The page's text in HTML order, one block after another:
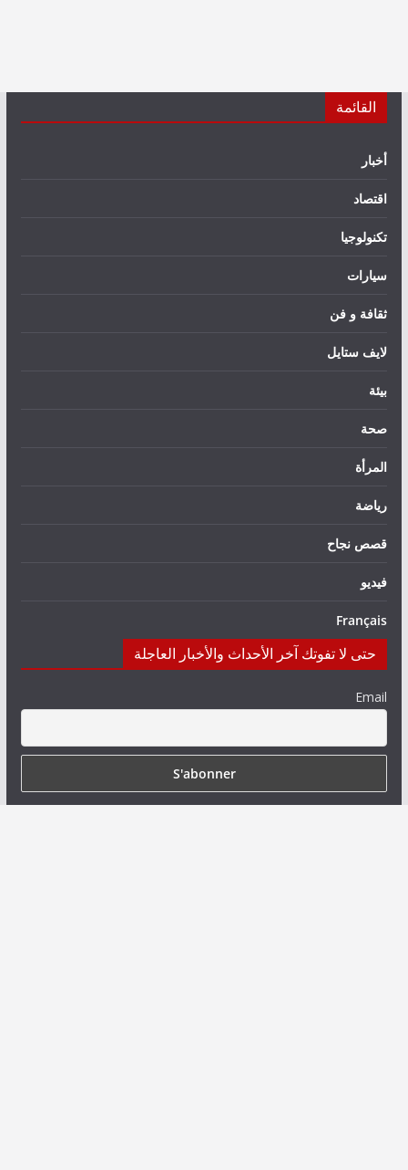
القائمة
أخبار
اقتصاد
تكنولوجيا
سيارات
ثقافة و فن
لايف ستايل
بيئة
صحة
المرأة
رياضة
قصص نجاح
فيديو
Français
حتى لا تفوتك آخر الأحداث والأخبار العاجلة
Email